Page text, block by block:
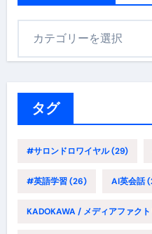
タグ
#サロンドロワイヤル(29)
#英語学習(26) AI英会話
KADOKAWA / メディアファク